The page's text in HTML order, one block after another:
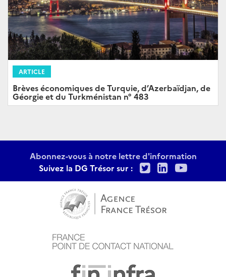
ARTICLE
Brèves économiques de Turquie, d’Azerbaïdjan, de
Géorgie et du Turkménistan n° 483
Abonnez-vous à notre lettre d'information
Suivez la DG Trésor sur :
TwitterLinkedIn